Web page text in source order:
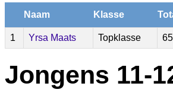
Naam Klasse
1 Yrsa Maats Topklasse
Jongens 11-